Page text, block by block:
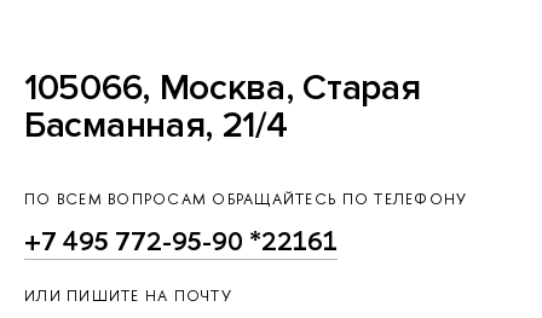
105066, Москва, Старая
Басманная, 21/4
ПО ВСЕМ ВОПРОСАМ ОБРАЩАЙТЕСЬ ПО ТЕЛЕФОНУ
+7 495 772-95-90 *22161
ИЛИ ПИШИТЕ НА ПОЧТУ